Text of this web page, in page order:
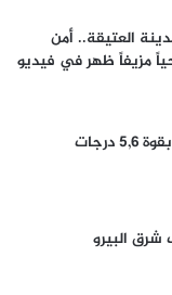
العتيقة.. أمن
مزيفاً ظهر في فيديو